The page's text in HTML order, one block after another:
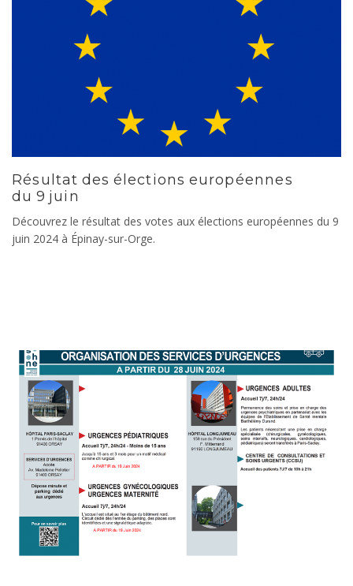
Résultat des élections européennes
du 9 juin
Découvrez le résultat des votes aux élections européennes du 9
juin 2024 à Épinay-sur-Orge.